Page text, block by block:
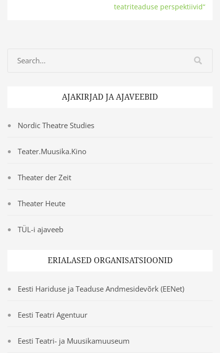
teatriteaduse perspektiivid“
AJAKIRJAD JA AJAVEEBID
Nordic Theatre Studies
Teater.Muusika.Kino
Theater der Zeit
Theater Heute
TÜL-i ajaveeb
ERIALASED ORGANISATSIOONID
Eesti Hariduse ja Teaduse Andmesidevõrk (EENet)
Eesti Teatri Agentuur
Eesti Teatri- ja Muusikamuuseum